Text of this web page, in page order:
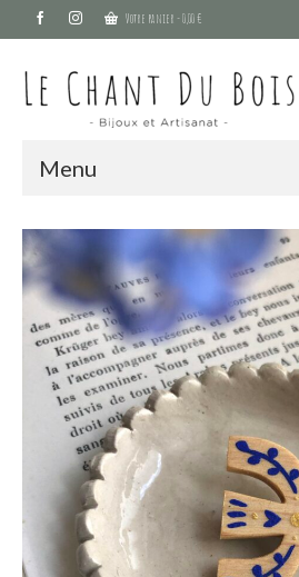
Votre panier -0,00€
Menu